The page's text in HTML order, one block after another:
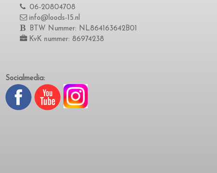
06-20804708
info@loods-15.nl
BTW Nummer: NL864163642B01
KvK nummer: 86974238
Socialmedia: